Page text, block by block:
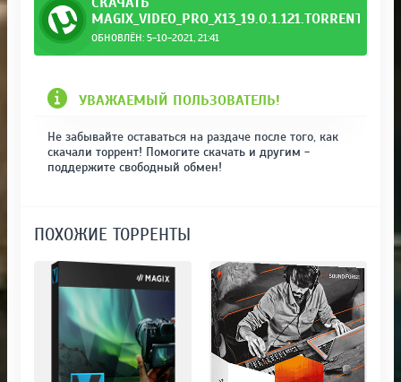
MAGIX_VIDEO_PRO_X13_19.0.1.121.TORRENT
ОБНОВЛЁН: 5-10-2021, 21:41
УВАЖАЕМЫЙ ПОЛЬЗОВАТЕЛЬ!
Не забывайте оставаться на раздаче после того, как
скачали торрент! Помогите скачать и другим -
поддержите свободный обмен!
ПОХОЖИЕ ТОРРЕНТЫ